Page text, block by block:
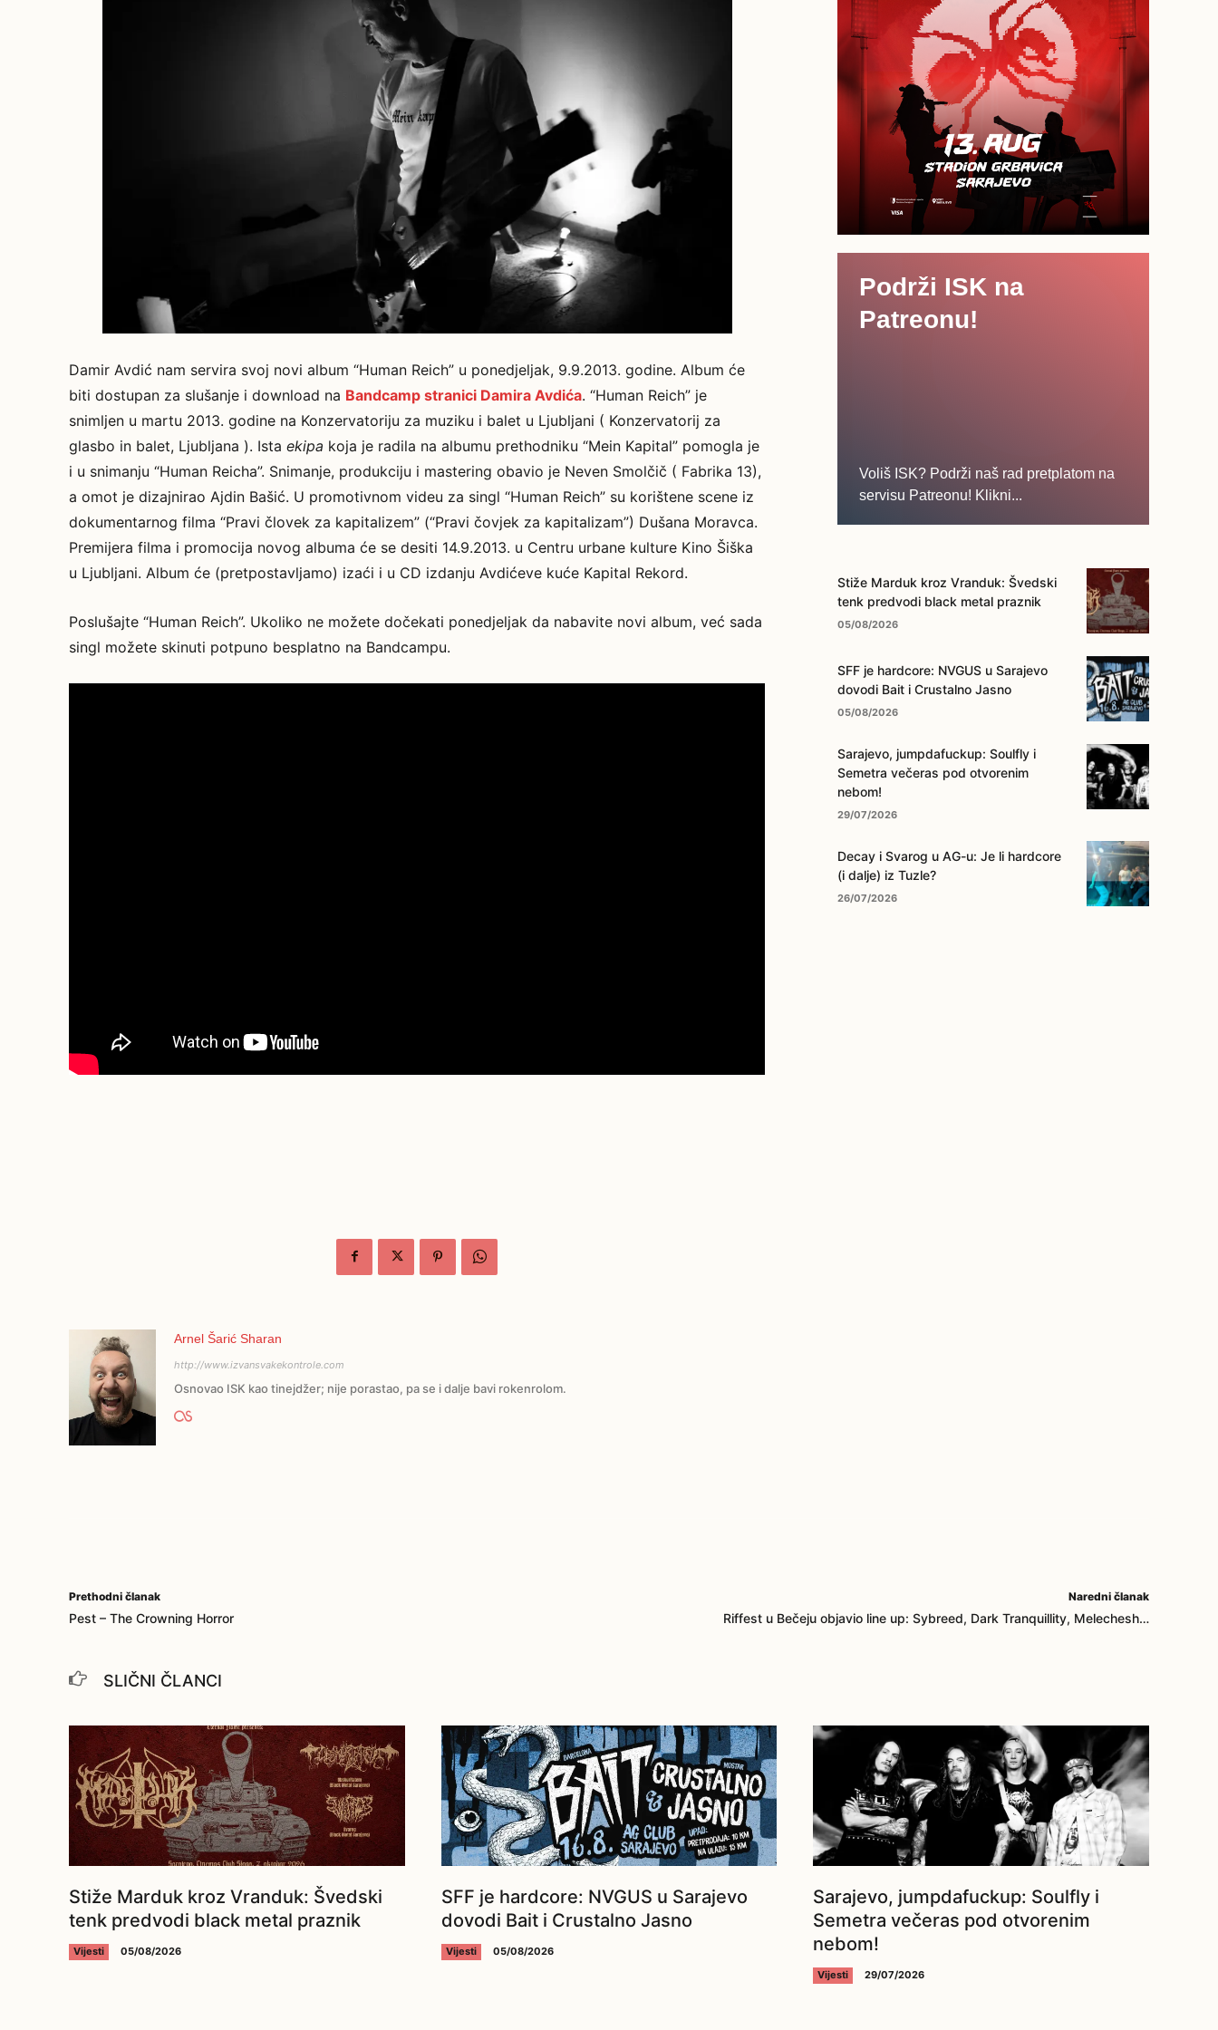
Damir Avdić nam servira svoj novi album “Human Reich” u ponedjeljak, 9.9.2013. godine. Album će
biti dostupan za slušanje i download na Bandcamp stranici Damira Avdića. “Human Reich” je
snimljen u martu 2013. godine na Konzervatoriju za muziku i balet u Ljubljani ( Konzervatorij za
glasbo in balet, Ljubljana ). Ista ekipa koja je radila na albumu prethodniku “Mein Kapital” pomogla je
i u snimanju “Human Reicha”. Snimanje, produkciju i mastering obavio je Neven Smolčič ( Fabrika 13),
a omot je dizajnirao Ajdin Bašić. U promotivnom videu za singl “Human Reich” su korištene scene iz
dokumentarnog filma “Pravi človek za kapitalizem” (“Pravi čovjek za kapitalizam”) Dušana Moravca.
Premijera filma i promocija novog albuma će se desiti 14.9.2013. u Centru urbane kulture Kino Šiška
u Ljubljani. Album će (pretpostavljamo) izaći i u CD izdanju Avdićeve kuće Kapital Rekord.
Poslušajte “Human Reich”. Ukoliko ne možete dočekati ponedjeljak da nabavite novi album, već sada
singl možete skinuti potpuno besplatno na Bandcampu.
Arnel Šarić Sharan
http://www.izvansvakekontrole.com
Osnovao ISK kao tinejdžer; nije porastao, pa se i dalje bavi rokenrolom.
Podrži ISK na
Patreonu!
Voliš ISK? Podrži naš rad pretplatom na
servisu Patreonu! Klikni...
Stiže Marduk kroz Vranduk: Švedski
tenk predvodi black metal praznik
05/08/2026
SFF je hardcore: NVGUS u Sarajevo
dovodi Bait i Crustalno Jasno
05/08/2026
Sarajevo, jumpdafuckup: Soulfly i
Semetra večeras pod otvorenim
nebom!
29/07/2026
Decay i Svarog u AG-u: Je li hardcore
(i dalje) iz Tuzle?
26/07/2026
Prethodni članak
Pest – The Crowning Horror
Naredni članak
Riffest u Bečeju objavio line up: Sybreed, Dark Tranquillity, Melechesh…
SLIČNI ČLANCI
Stiže Marduk kroz Vranduk: Švedski
tenk predvodi black metal praznik
Vijesti 05/08/2026
SFF je hardcore: NVGUS u Sarajevo
dovodi Bait i Crustalno Jasno
Vijesti 05/08/2026
Sarajevo, jumpdafuckup: Soulfly i
Semetra večeras pod otvorenim
nebom!
Vijesti 29/07/2026